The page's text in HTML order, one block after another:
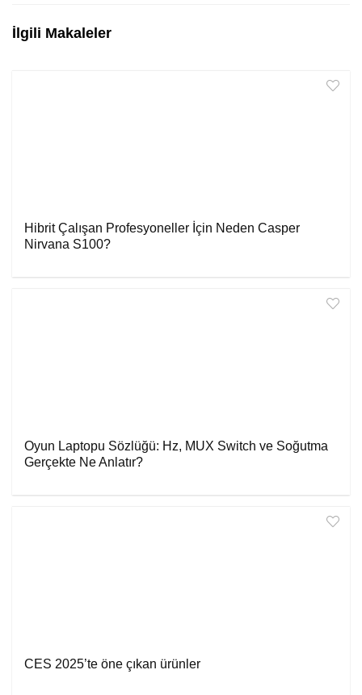
İlgili Makaleler
Hibrit Çalışan Profesyoneller İçin Neden Casper
Nirvana S100?
Oyun Laptopu Sözlüğü: Hz, MUX Switch ve Soğutma
Gerçekte Ne Anlatır?
CES 2025’te öne çıkan ürünler